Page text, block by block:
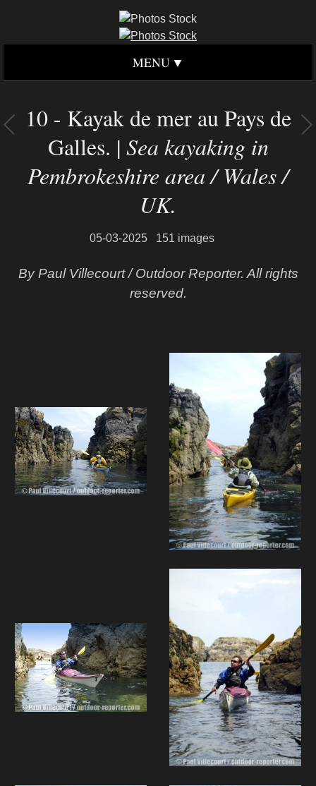
MENU
10 - Kayak de mer au Pays de
Galles. | Sea kayaking in
Pembrokeshire area / Wales /
UK.
05-03-2025 151 images
By Paul Villecourt / Outdoor Reporter. All rights
reserved.